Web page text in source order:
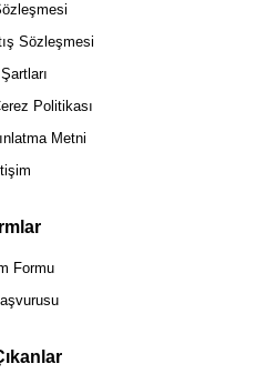
Sözleşmesi
Politikası
Metni
Formu